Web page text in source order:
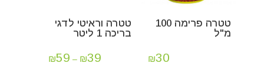
טטרה פרימה 100
מ"ל
₪30
טטרה וראיטי לדגי
בריכה 1 ליטר
₪39
–
₪59